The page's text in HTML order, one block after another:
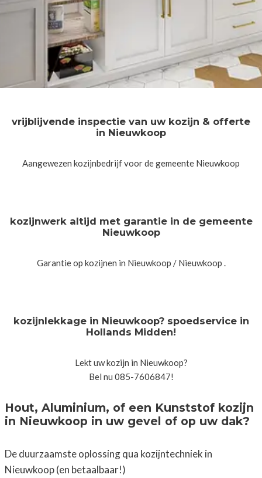
vrijblijvende inspectie van uw kozijn & offerte
in Nieuwkoop
Aangewezen kozijnbedrijf voor de gemeente Nieuwkoop
kozijnwerk altijd met garantie in de gemeente
Nieuwkoop
Garantie op kozijnen in Nieuwkoop / Nieuwkoop .
kozijnlekkage in Nieuwkoop? spoedservice in
Hollands Midden!
Lekt uw kozijn in Nieuwkoop?
Bel nu 085-7606847!
Hout, Aluminium, of een Kunststof kozijn
in Nieuwkoop in uw gevel of op uw dak?
De duurzaamste oplossing qua kozijntechniek in
Nieuwkoop (en betaalbaar!)